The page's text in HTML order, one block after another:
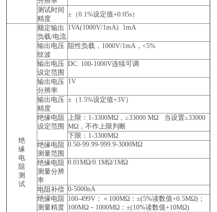
测试时间
精度
±（0.1%设定值+0.05s）
绝
缘
电
阻
测
试
额定输出
负载/电流
1VA(1000V/1mA) 1mA
输出电压
纹波
阻性负载，1000V/1mA，<5%
输出电压
设定范围
DC: 100-1000V连续可调
输出电压
分辨率
1V
输出电压
精度
±（1.5%设定值+3V）
绝缘电阻
设定范围
上限：1-3300MΩ，≥33000 MΩ 当设置≥33000
MΩ，不作上限判断
下限：1-3300MΩ
绝缘电阻
测量范围
0.50-99.99-999.9-3000MΩ
绝缘电阻
测量分辨
率
0.01MΩ/0.1MΩ/1MΩ
电阻补偿 0-5000nA
绝缘电阻
测量精度
100-499V：＜100MΩ：±(5%读数值+0.5MΩ)；
100MΩ－1000MΩ：±(10%读数值+10MΩ)